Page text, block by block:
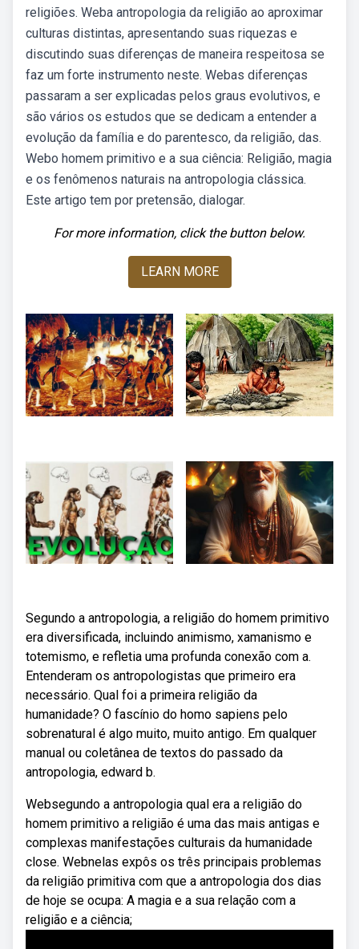
religiões. Weba antropologia da religião ao aproximar
culturas distintas, apresentando suas riquezas e
discutindo suas diferenças de maneira respeitosa se
faz um forte instrumento neste. Webas diferenças
passaram a ser explicadas pelos graus evolutivos, e
são vários os estudos que se dedicam a entender a
evolução da família e do parentesco, da religião, das.
Webo homem primitivo e a sua ciência: Religião, magia
e os fenômenos naturais na antropologia clássica.
Este artigo tem por pretensão, dialogar.
For more information, click the button below.
LEARN MORE
Segundo a antropologia, a religião do homem primitivo
era diversificada, incluindo animismo, xamanismo e
totemismo, e refletia uma profunda conexão com a.
Entenderam os antropologistas que primeiro era
necessário. Qual foi a primeira religião da
humanidade? O fascínio do homo sapiens pelo
sobrenatural é algo muito, muito antigo. Em qualquer
manual ou coletânea de textos do passado da
antropologia, edward b.
Websegundo a antropologia qual era a religião do
homem primitivo a religião é uma das mais antigas e
complexas manifestações culturais da humanidade
close. Webnelas expôs os três principais problemas
da religião primitiva com que a antropologia dos dias
de hoje se ocupa: A magia e a sua relação com a
religião e a ciência;